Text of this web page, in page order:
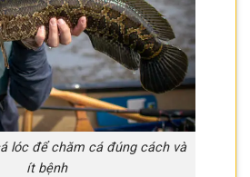
lóc để chăm cá đúng cách và
ít bệnh